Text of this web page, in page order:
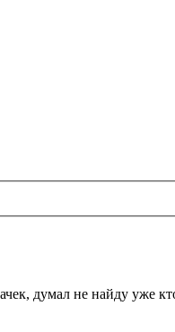
думал не найду уже